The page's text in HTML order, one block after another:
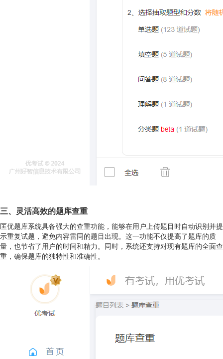
三、灵活高效的题库查重
匡优题库系统具备强大的查重功能，能够在用户上传题目时自动识别并提
示重复试题，避免内容雷同的题目出现。这一功能不仅提高了题库的质
量，也节省了用户的时间和精力。同时，系统还支持对现有题库的全面查
重，确保题库的独特性和准确性。